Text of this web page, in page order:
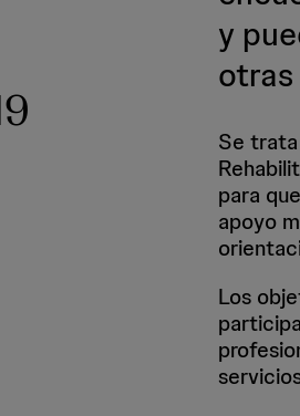
y
otras
Se
para
apoyo
Los